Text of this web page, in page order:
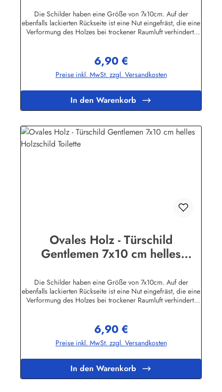
Die Schilder haben eine Größe von 7x10cm. Auf der
ebenfalls lackierten Rückseite ist eine Nut eingefräst, die eine
Verformung des Holzes bei trockener Raumluft verhindert.
Massivholz gefertigt, mehrfach lackiert und geschliffen, dann
ebenfalls in Handarbeit mit Siebdruck beschriftet und mit
einem Schutzlack versehen. Das Holz ist abgelagert, es
auf unserem Farmgrundstück entwurzelten Bäumen.
Geringfügige Abweichungen in der Maserung sind
fertigungsbedingt.Herstellerinformationen:Buddel-Bini Inh.
Hamburginfo@buddel.de
Regulärer Preis:
6,90 €
Preise inkl. MwSt. zzgl. Versandkosten
In den Warenkorb
Ovales Holz - Türschild
Gentlemen 7x10 cm helles
Die Schilder haben eine Größe von 7x10cm. Auf der
ebenfalls lackierten Rückseite ist eine Nut eingefräst, die eine
Verformung des Holzes bei trockener Raumluft verhindert.
Massivholz gefertigt, mehrfach lackiert und geschliffen, dann
ebenfalls in Handarbeit mit Siebdruck beschriftet und mit
einem Schutzlack versehen. Das Holz ist abgelagert, es
auf unserem Farmgrundstück entwurzelten Bäumen.
Geringfügige Abweichungen in der Maserung sind
fertigungsbedingt.Herstellerinformationen:Buddel-Bini Inh.
Regulärer Preis:
6,90 €
Preise inkl. MwSt. zzgl. Versandkosten
In den Warenkorb